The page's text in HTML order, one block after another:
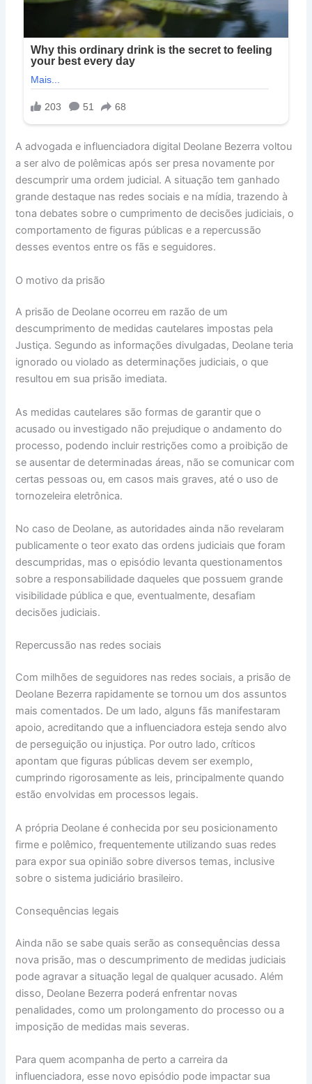
A advogada e influenciadora digital Deolane Bezerra voltou
a ser alvo de polêmicas após ser presa novamente por
descumprir uma ordem judicial. A situação tem ganhado
grande destaque nas redes sociais e na mídia, trazendo à
tona debates sobre o cumprimento de decisões judiciais, o
comportamento de figuras públicas e a repercussão
desses eventos entre os fãs e seguidores.
O motivo da prisão
A prisão de Deolane ocorreu em razão de um
descumprimento de medidas cautelares impostas pela
Justiça. Segundo as informações divulgadas, Deolane teria
ignorado ou violado as determinações judiciais, o que
resultou em sua prisão imediata.
As medidas cautelares são formas de garantir que o
acusado ou investigado não prejudique o andamento do
processo, podendo incluir restrições como a proibição de
se ausentar de determinadas áreas, não se comunicar com
certas pessoas ou, em casos mais graves, até o uso de
tornozeleira eletrônica.
No caso de Deolane, as autoridades ainda não revelaram
publicamente o teor exato das ordens judiciais que foram
descumpridas, mas o episódio levanta questionamentos
sobre a responsabilidade daqueles que possuem grande
visibilidade pública e que, eventualmente, desafiam
decisões judiciais.
Repercussão nas redes sociais
Com milhões de seguidores nas redes sociais, a prisão de
Deolane Bezerra rapidamente se tornou um dos assuntos
mais comentados. De um lado, alguns fãs manifestaram
apoio, acreditando que a influenciadora esteja sendo alvo
de perseguição ou injustiça. Por outro lado, críticos
apontam que figuras públicas devem ser exemplo,
cumprindo rigorosamente as leis, principalmente quando
estão envolvidas em processos legais.
A própria Deolane é conhecida por seu posicionamento
firme e polêmico, frequentemente utilizando suas redes
para expor sua opinião sobre diversos temas, inclusive
sobre o sistema judiciário brasileiro.
Consequências legais
Ainda não se sabe quais serão as consequências dessa
nova prisão, mas o descumprimento de medidas judiciais
pode agravar a situação legal de qualquer acusado. Além
disso, Deolane Bezerra poderá enfrentar novas
penalidades, como um prolongamento do processo ou a
imposição de medidas mais severas.
Para quem acompanha de perto a carreira da
influenciadora, esse novo episódio pode impactar sua